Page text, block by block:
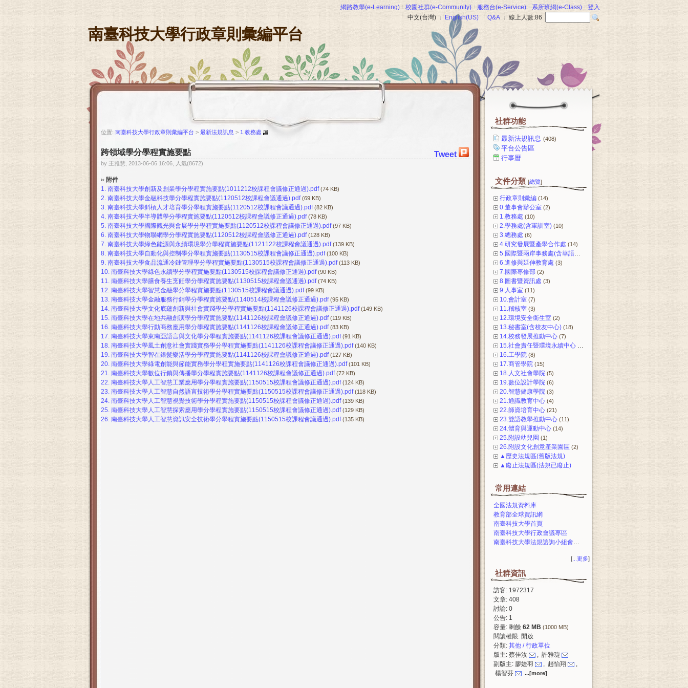
網路教學(e-Learning) 校園社群(e-Community) 服務台(e-Service) 系所班網(e-Class)
登入
中文(台灣)
English(US) Q&A 線上人數:86
南臺科技大學行政章則彙編平台
社群功能
最新法規訊息 (408)
平台公告區
行事曆
文件分類 [總覽]
行政章則彙編 (14)
0.董事會辦公室 (2)
1.教務處 (10)
2.學務處(含軍訓室) (10)
3.總務處 (6)
4.研究發展暨產學合作處 (14)
5.國際暨兩岸事務處(含華語中心)
6.進修與延伸教育處 (3)
7.國際專修部 (2)
8.圖書暨資訊處 (3)
9.人事室 (11)
10.會計室 (7)
11.稽核室 (3)
12.環境安全衛生室 (2)
13.秘書室(含校友中心) (18)
14.校務發展推動中心 (7)
15.社會責任暨環境永續中心
16.工學院 (8)
17.商管學院 (15)
18.人文社會學院 (5)
19.數位設計學院 (6)
20.智慧健康學院 (3)
21.通識教育中心 (4)
22.師資培育中心 (21)
23.雙語教學推動中心 (11)
24.體育與運動中心 (14)
25.附設幼兒園 (1)
26.附設文化創意產業園區 (2)
▲歷史法規區(舊版法規)
▲廢止法規區(法規已廢止)
常用連結
全國法規資料庫
教育部全球資訊網
南臺科技大學首頁
南臺科技大學行政會議專區
南臺科技大學法規諮詢小組會議專區
[ ...更多]
社群資訊
訪客: 1972317
文章: 408
討論: 0
公告: 1
容量: 剩餘 62 MB (1000 MB)
閱讀權限: 開放
分類: 其他 / 行政單位
版主: 蔡佳汝
, 許雅琁
副版主: 廖婕羽
, 趙怡翔
,
楊智芬
...[more]
位置: 南臺科技大學行政章則彙編平台 > 最新法規訊息 > 1.教務處
跨領域學分學程實施要點 Tweet
by 王雅慧, 2013-06-06 16:06, 人氣(8672)
附件
1. 南臺科技大學創新及創業學分學程實施要點(1011212校課程會議修正通過).pdf (74 KB)
2. 南臺科技大學金融科技學分學程實施要點(1120512校課程會議通過).pdf (69 KB)
3. 南臺科技大學斜槓人才培育學分學程實施要點(1120512校課程會議通過).pdf (82 KB)
4. 南臺科技大學半導體學分學程實施要點(1120512校課程會議修正通過).pdf (78 KB)
5. 南臺科技大學國際觀光與會展學分學程實施要點(1120512校課程會議修正通過).pdf (97 KB)
6. 南臺科技大學物聯網學分學程實施要點(1120512校課程會議修正通過).pdf (128 KB)
7. 南臺科技大學綠色能源與永續環境學分學程實施要點(1121122校課程會議通過).pdf (139 KB)
8. 南臺科技大學自動化與控制學分學程實施要點(1130515校課程會議修正通過).pdf (100 KB)
9. 南臺科技大學食品流通冷鏈管理學分學程實施要點(1130515校課程會議修正通過).pdf (113 KB)
10. 南臺科技大學綠色永續學分學程實施要點(1130515校課程會議修正通過).pdf (90 KB)
11. 南臺科技大學膳食養生烹飪學分學程實施要點(1130515校課程會議通過).pdf (74 KB)
12. 南臺科技大學智慧金融學分學程實施要點(1130515校課程會議通過).pdf (99 KB)
13. 南臺科技大學金融服務行銷學分學程實施要點(1140514校課程會議修正通過).pdf (95 KB)
14. 南臺科技大學文化底蘊創新與社會實踐學分學程實施要點(1141126校課程會議修正通過).pdf (149 KB)
15. 南臺科技大學在地共融創演學分學程實施要點(1141126校課程會議修正通過).pdf (119 KB)
16. 南臺科技大學行動商務應用學分學程實施要點(1141126校課程會議修正通過).pdf (83 KB)
17. 南臺科技大學東南亞語言與文化學分學程實施要點(1141126校課程會議修正通過).pdf (91 KB)
18. 南臺科技大學風土創意社會實踐實務學分學程實施要點(1141126校課程會議修正通過).pdf (140 KB)
19. 南臺科技大學智在銀髮樂活學分學程實施要點(1141126校課程會議修正通過).pdf (127 KB)
20. 南臺科技大學綠電創能與節能實務學分學程實施要點(1141126校課程會議修正通過).pdf (101 KB)
21. 南臺科技大學數位行銷與傳播學分學程實施要點(1141126校課程會議修正通過).pdf (72 KB)
22. 南臺科技大學人工智慧工業應用學分學程實施要點(1150515校課程會議修正通過).pdf (124 KB)
23. 南臺科技大學人工智慧自然語言技術學分學程實施要點(1150515校課程會議修正通過).pdf (118 KB)
24. 南臺科技大學人工智慧視覺技術學分學程實施要點(1150515校課程會議修正通過).pdf (139 KB)
25. 南臺科技大學人工智慧探索應用學分學程實施要點(1150515校課程會議修正通過).pdf (129 KB)
26. 南臺科技大學人工智慧資訊安全技術學分學程實施要點(1150515校課程會議通過).pdf (135 KB)